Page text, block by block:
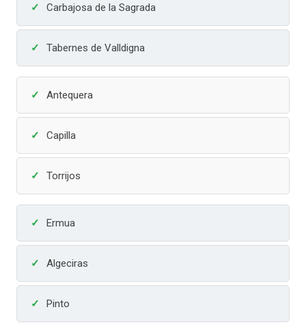
Carbajosa de la Sagrada
Tabernes de Valldigna
Antequera
Capilla
Torrijos
Ermua
Algeciras
Pinto